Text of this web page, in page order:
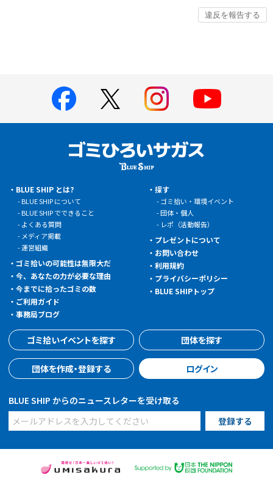
BLUE SHIP とは?
BLUE SHIP について
BLUE SHIP でできること
よくある質問
メディア掲載
運営組織
ゴミ拾いの可能性は無限大だ
今、あなたの力が必要な理由
今までに拾ったゴミの数
ご利用ガイド
事務局ブログ
探す
ゴミ拾い・環境イベント
団体・個人
レポ（活動報告）
プレゼントについて
お問い合わせ
利用規約
プライバシーポリシー
BLUE SHIPトップ
ゴミ拾いイベントを探す 団体を探す
団体を作成・登録する ログイン
BLUE SHIP からのニュースレターを受け取る